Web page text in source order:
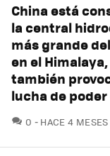
China está
la central
más grande
en el
también
lucha de poder
0 COMENTARIOS
HACE 4 MESES